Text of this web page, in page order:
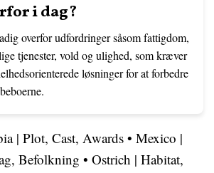
i dag?
overfor udfordringer såsom fattigdom,
tjenester, vold og ulighed, som kræver
løsninger for at forbedre
| Plot, Cast, Awards • Mexico |
Befolkning • Ostrich | Habitat,